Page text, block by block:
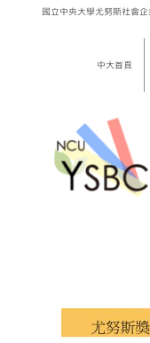
國立中央大學尤努斯社會企
中大首頁